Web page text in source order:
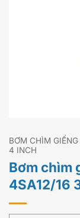
BƠM CHÌM
4 INCH
Bơm chìm
4SA12/16